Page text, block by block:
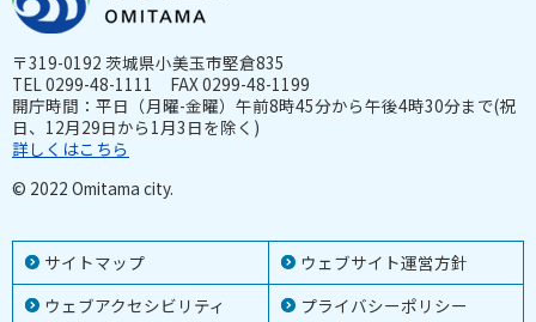
サイトマップ
ウェブサイト運営方針
ウェブアクセシビリティ
プライバシーポリシー
〒319-0192 茨城県小美玉市堅倉835
TEL 0299-48-1111 FAX 0299-48-1199
開庁時間：平日（月曜-金曜）午前8時45分から午後4時30分まで(祝
日、12月29日から1月3日を除く)
詳しくはこちら
© 2022 Omitama city.